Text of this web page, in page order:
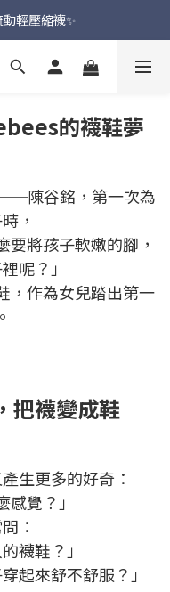
一吉邦火焰紅】
輕壓縮襪✨
一吉邦火焰紅】
的襪鞋夢
陳谷銘，第一次為
，
將孩子軟嫩的腳，
呢？」
，作為女兒踏出第一
把襪變成鞋
生更多的好奇：
感覺？」
：
襪鞋？」
起來舒不舒服？」